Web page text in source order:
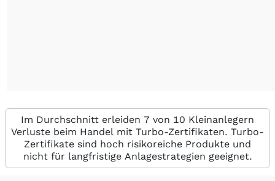
Im Durchschnitt erleiden 7 von 10 Kleinanlegern
Verluste beim Handel mit Turbo-Zertifikaten. Turbo-
Zertifikate sind hoch risikoreiche Produkte und
nicht für langfristige Anlagestrategien geeignet.